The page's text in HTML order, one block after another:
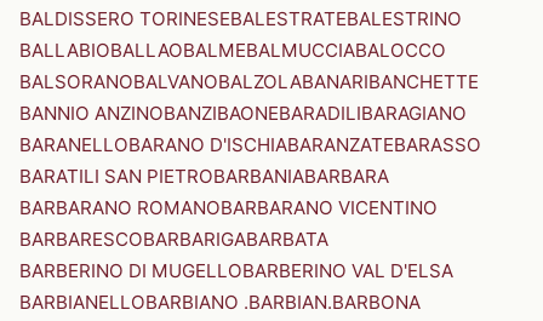
BALDISSERO TORINESEBALESTRATEBALESTRINO
BALLABIOBALLAOBALMEBALMUCCIABALOCCO
BALSORANOBALVANOBALZOLABANARIBANCHETTE
BANNIO ANZINOBANZIBAONEBARADILIBARAGIANO
BARANELLOBARANO D'ISCHIABARANZATEBARASSO
BARATILI SAN PIETROBARBANIABARBARA
BARBARANO ROMANOBARBARANO VICENTINO
BARBARESCOBARBARIGABARBATA
BARBERINO DI MUGELLOBARBERINO VAL D'ELSA
BARBIANELLOBARBIANO .BARBIAN.BARBONA